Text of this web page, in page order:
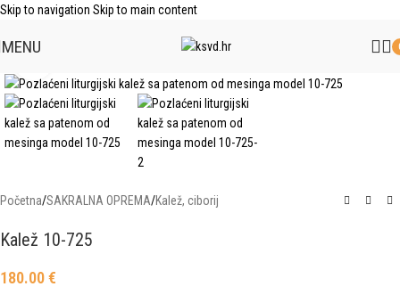
Skip to navigation Skip to main content
MENU
Početna/SAKRALNA OPREMA/Kalež, ciborij
Kalež 10-725
180.00€